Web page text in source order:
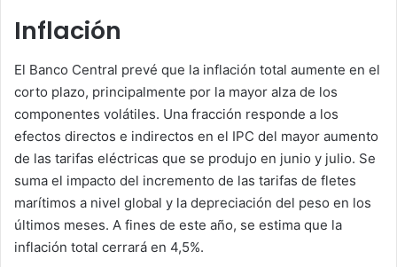
Inflación
El Banco Central prevé que la inflación total aumente en el
corto plazo, principalmente por la mayor alza de los
componentes volátiles. Una fracción responde a los
efectos directos e indirectos en el IPC del mayor aumento
de las tarifas eléctricas que se produjo en junio y julio. Se
suma el impacto del incremento de las tarifas de fletes
marítimos a nivel global y la depreciación del peso en los
últimos meses. A fines de este año, se estima que la
inflación total cerrará en 4,5%.